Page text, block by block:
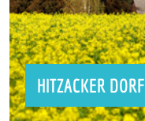
HITZACKER DORF